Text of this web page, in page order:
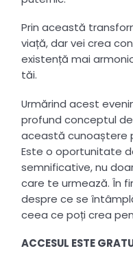
Prin această
viață, dar vei crea
existență mai
tăi.
Urmărind acest
profund conceptul
această cunoaștere
Este o oportunitate
semnificative, nu
care te urmează. În
despre ce se
ceea ce poți crea
ACCESUL ESTE